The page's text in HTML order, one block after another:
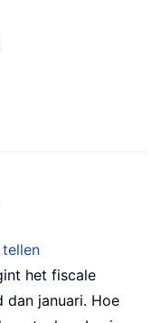
het fiscale
dan januari. Hoe